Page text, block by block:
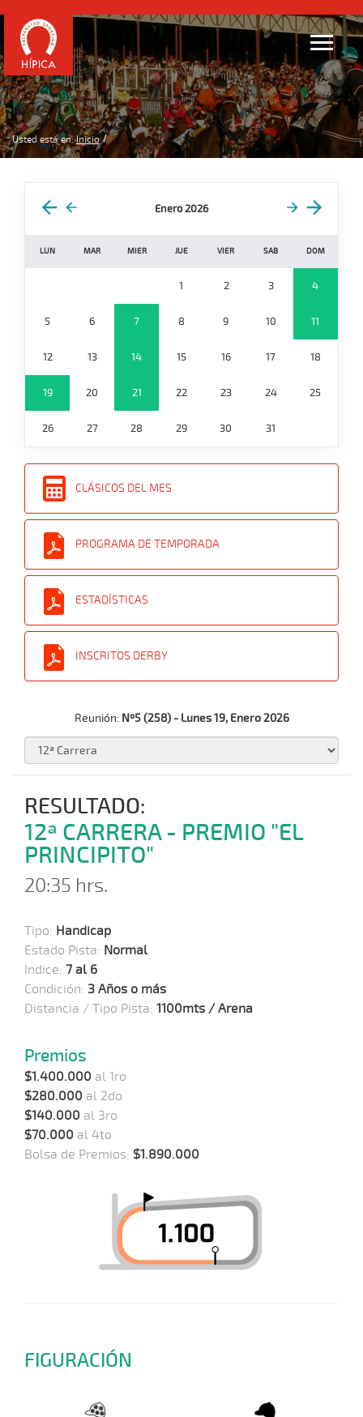
Usted está en: Inicio
Enero 2026
LUN MAR MIER JUE VIER SAB DOM
1 2 3 4
5 6 7 8 9 10 11
12 13 14 15 16 17 18
19 20 21 22 23 24 25
26 27 28 29 30 31
CLÁSICOS DEL MES
PROGRAMA DE TEMPORADA
ESTADÍSTICAS
INSCRITOS DERBY
Reunión: Nº5 (258) - Lunes 19, Enero 2026
RESULTADO:
12ª CARRERA - PREMIO "EL
PRINCIPITO"
20:35 hrs.
Tipo: Handicap
Estado Pista: Normal
Indice: 7 al 6
Condición: 3 Años o más
Distancia / Tipo Pista: 1100mts / Arena
Premios
$1.400.000 al 1ro
$280.000 al 2do
$140.000 al 3ro
$70.000 al 4to
Bolsa de Premios: $1.890.000
FIGURACIÓN